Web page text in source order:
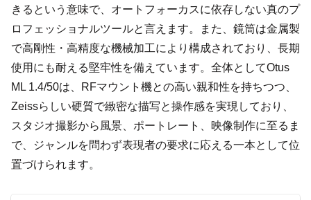
きるという意味で、オートフォーカスに依存しない真のプ
ロフェッショナルツールと言えます。また、鏡筒は金属製
で高剛性・高精度な機械加工により構成されており、長期
使用にも耐える堅牢性を備えています。全体としてOtus
ML 1.4/50は、RFマウント機との高い親和性を持ちつつ、
Zeissらしい硬質で緻密な描写と操作感を実現しており、
スタジオ撮影から風景、ポートレート、映像制作に至るま
で、ジャンルを問わず表現者の要求に応える一本として位
置づけられます。